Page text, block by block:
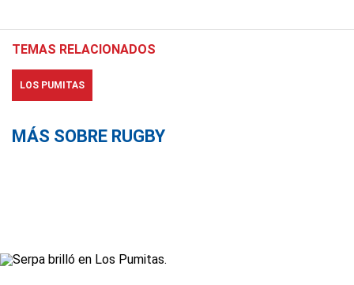
TEMAS RELACIONADOS
LOS PUMITAS
MÁS SOBRE RUGBY